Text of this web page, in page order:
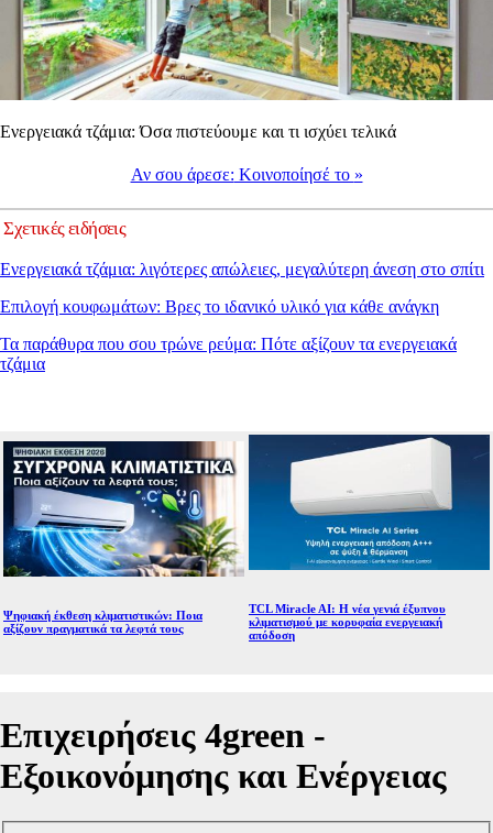
Ενεργειακά τζάμια: Όσα πιστεύουμε και τι ισχύει τελικά
Αν σου άρεσε: Κοινοποίησέ το »
Σχετικές ειδήσεις
Ενεργειακά τζάμια: λιγότερες απώλειες, μεγαλύτερη άνεση στο σπίτι
Επιλογή κουφωμάτων: Βρες το ιδανικό υλικό για κάθε ανάγκη
Τα παράθυρα που σου τρώνε ρεύμα: Πότε αξίζουν τα ενεργειακά
τζάμια
Ψηφιακή έκθεση κλιματιστικών: Ποια
αξίζουν πραγματικά τα λεφτά τους
TCL Miracle AI: Η νέα γενιά έξυπνου
κλιματισμού με κορυφαία ενεργειακή
απόδοση